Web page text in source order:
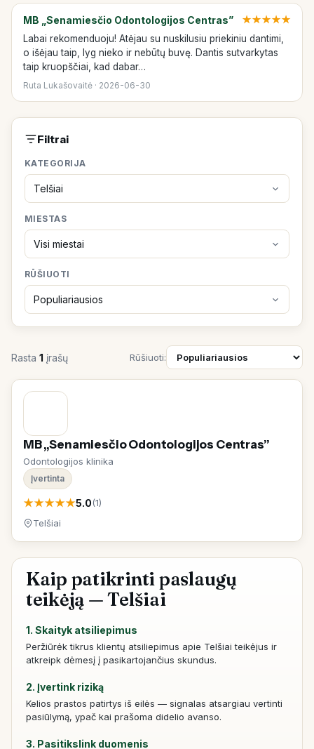
MB „Senamiesčio Odontologijos Centras” ★★★★★
Labai rekomenduoju! Atėjau su nuskilusiu priekiniu dantimi,
o išėjau taip, lyg nieko ir nebūtų buvę. Dantis sutvarkytas
taip kruopščiai, kad dabar…
Ruta Lukašovaitė · 2026-06-30
Rasta 1 įrašų Rūšiuoti:
MB „Senamiesčio Odontologijos Centras”
Odontologijos klinika
Įvertinta
★★★★★5.0(1)
Telšiai
Filtrai
KATEGORIJA
MIESTAS
RŪŠIUOTI
Kaip patikrinti paslaugų
teikėją — Telšiai
1. Skaityk atsiliepimus
Peržiūrėk tikrus klientų atsiliepimus apie Telšiai teikėjus ir
atkreipk dėmesį į pasikartojančius skundus.
2. Įvertink riziką
Kelios prastos patirtys iš eilės — signalas atsargiau vertinti
pasiūlymą, ypač kai prašoma didelio avanso.
3. Pasitikslink duomenis